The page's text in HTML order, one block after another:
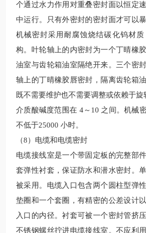
个通过水力作用对重叠密封面以恒定
中运行。只有外密封的密封面才可以
机械密封采用耐腐蚀烧结碳化钨材
构。叶轮轴上的内密封为一个丁晴橡
油室与齿轮箱油室隔绝开来。三个密
轴上的丁晴橡胶唇密封，隔离齿轮箱
既不需要维护也不需要调整或依赖于旋
介质酸碱度范围在 4～10 之间。机械
不低于25000 小时。
（8）电缆和电缆密封
电缆接线室是一个带固定板的完整部
套弹性衬套，保证防水和潜水密封。
被采用。电缆入口包含两个圆柱型弹
垫圈和一个套圈，有精密的公差设计
入口的内径。衬套可被一个密封管挤
不锈钢螺丝拧进电缆接线室。不应利